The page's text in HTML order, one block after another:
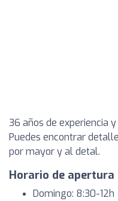
36 años de experiencia
Puedes encontrar
por mayor y al detal.
Horario de apertura
Domingo: 8:30-12h